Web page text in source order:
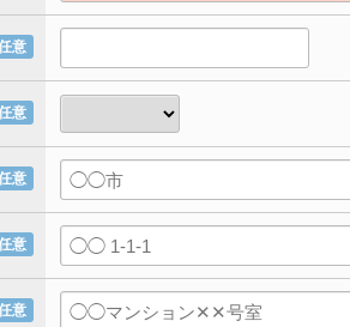
意
意
意
意
意